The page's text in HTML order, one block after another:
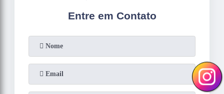
Entre em Contato